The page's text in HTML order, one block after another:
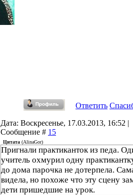
Ответить
Дата: Воскресенье, 17.03.2013, 16:52 |
Сообщение # 15
Цитата (AlinaGor)
Пригнали практиканток из педа.
учитель охмурил одну
до дома парочка не дотерпела.
видела, но похоже что эту сцену
дети пришедшие на урок.